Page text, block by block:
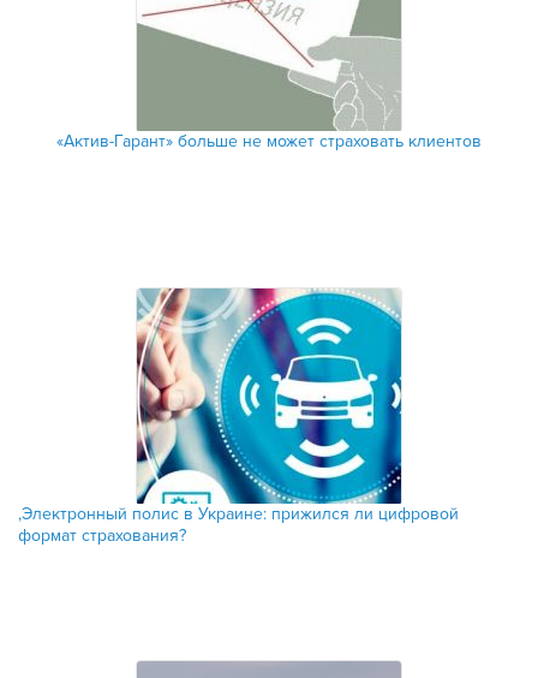
«Актив-Гарант» больше не может страховать клиентов
‚Электронный полис в Украине: прижился ли цифровой
формат страхования?